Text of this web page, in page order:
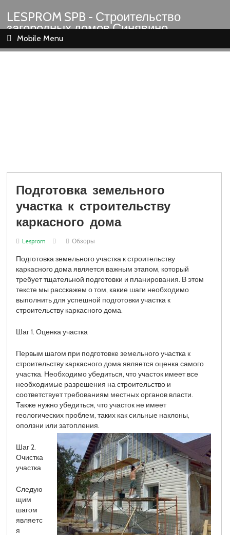
LESPROM SPB - Строительство
загородных домов Синявино
Шлиссельбург Кировск Назия
Mobile Menu
Подготовка земельного
участка к строительству
каркасного дома
Lesprom Обзоры
Подготовка земельного участка к строительству
каркасного дома является важным этапом, который
требует тщательной подготовки и планирования. В этом
тексте мы расскажем о том, какие шаги необходимо
выполнить для успешной подготовки участка к
строительству каркасного дома.
Шаг 1. Оценка участка
Первым шагом при подготовке земельного участка к
строительству каркасного дома является оценка самого
участка. Необходимо убедиться, что участок имеет все
необходимые разрешения на строительство и
соответствует требованиям местных органов власти.
Также нужно убедиться, что участок не имеет
геологических проблем, таких как сильные наклоны,
оползни или затопления.
Шаг 2.
Очистка
участка
Следую
щим
шагом
являетс
я